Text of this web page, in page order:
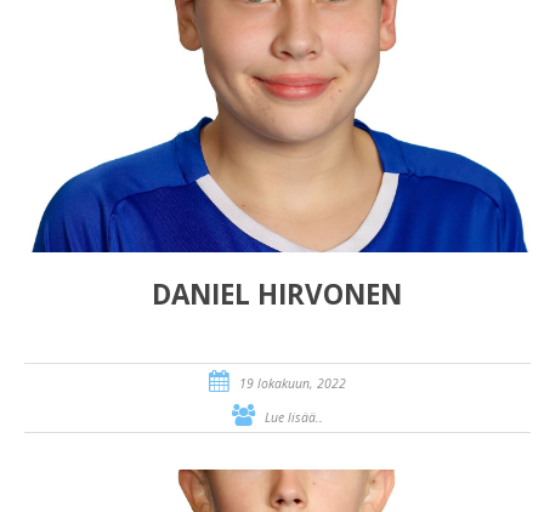
DANIEL HIRVONEN
19 lokakuun, 2022
Lue lisää..